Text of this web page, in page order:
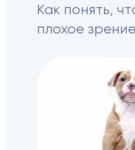
Как понять,
плохое зрение